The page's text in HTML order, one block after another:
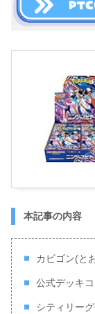
本記事の内容
カビゴン(と
公式デッキ
シティリー